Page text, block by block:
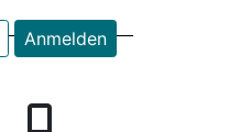
Anmelden